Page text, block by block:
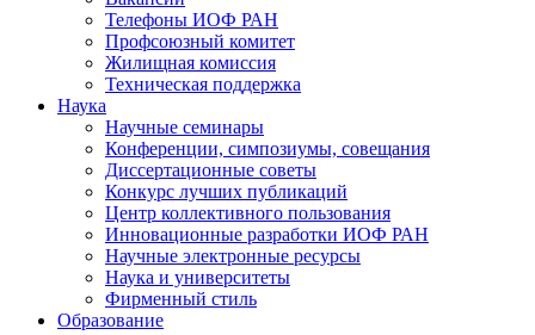
Телефоны ИОФ РАН
Профсоюзный комитет
Жилищная комиссия
Техническая поддержка
Наука
Научные семинары
Конференции, симпозиумы, совещания
Диссертационные советы
Конкурс лучших публикаций
Центр коллективного пользования
Инновационные разработки ИОФ РАН
Научные электронные ресурсы
Наука и университеты
Фирменный стиль
Образование